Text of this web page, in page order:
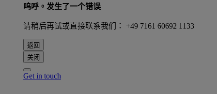
呜呼。发生了一个错误
请稍后再试或直接联系我们： +49 7161 60692 1133
返回
关闭
Get in touch